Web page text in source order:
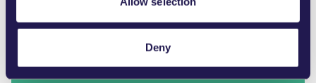
Deny
2,181